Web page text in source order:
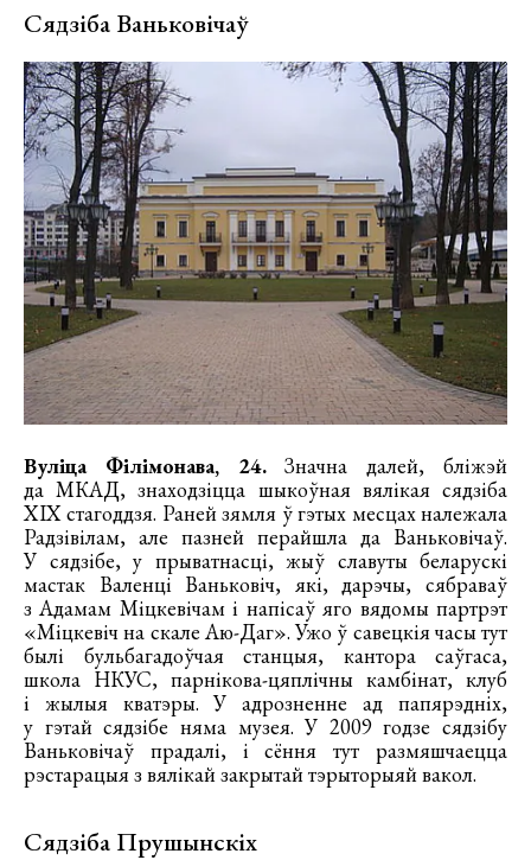
Сядзіба Ваньковічаў
Вуліца Філімонава, 24.Значна далей, бліжэй
да МКАД, знаходзіцца шыкоўная вялікая сядзіба
XIX стагоддзя. Раней зямля ў гэтых месцах належала
Радзівілам, але пазней перайшла да Ваньковічаў.
У сядзібе, у прыватнасці, жыў славуты беларускі
мастак Валенці Ваньковіч, які, дарэчы, сябраваў
з Адамам Міцкевічам і напісаў яго вядомы партрэт
«Міцкевіч на скале Аю-Даг». Ужо ў савецкія часы тут
былі бульбагадоўчая станцыя, кантора саўгаса,
школа НКУС, парнікова-цяплічны камбінат, клуб
і жылыя кватэры. У адрозненне ад папярэдніх,
у гэтай сядзібе няма музея. У 2009 годзе сядзібу
Ваньковічаў прадалі, і сёння тут размяшчаецца
рэстарацыя з вялікай закрытай тэрыторыяй вакол.
Сядзіба Прушынскіх